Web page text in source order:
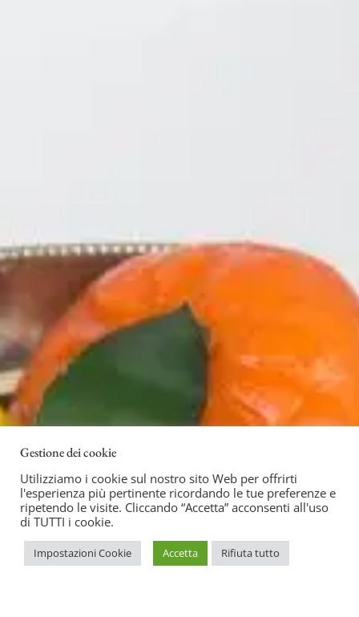
Gestione dei cookie
Utilizziamo i cookie sul nostro sito Web per offrirti
l'esperienza più pertinente ricordando le tue preferenze e
ripetendo le visite. Cliccando “Accetta” acconsenti all'uso
di TUTTI i cookie.
Impostazioni Cookie Accetta Rifiuta tutto